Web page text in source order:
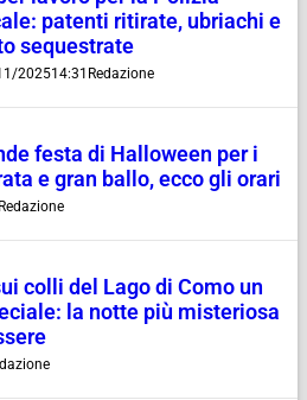
patenti ritirate, ubriachi e
sequestrate
202514:31 Redazione
festa di Halloween per i
e gran ballo, ecco gli orari
Redazione
colli del Lago di Como un
la notte più misteriosa